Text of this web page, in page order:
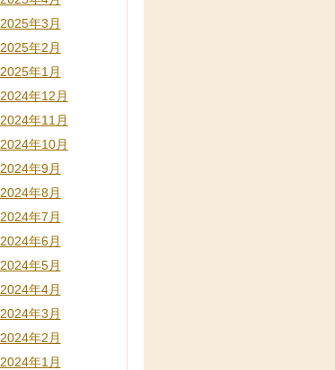
2025年3月
2025年2月
2025年1月
2024年12月
2024年11月
2024年10月
2024年9月
2024年8月
2024年7月
2024年6月
2024年5月
2024年4月
2024年3月
2024年2月
2024年1月